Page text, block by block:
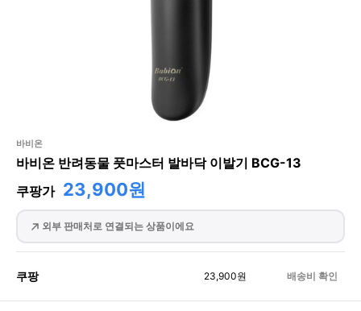
바비온
바비온 반려동물 풋마스터 발바닥 이발기 BCG-13
쿠팡가 23,900원
외부 판매처로 연결되는 상품이에요
쿠팡 23,900원 배송비 확인